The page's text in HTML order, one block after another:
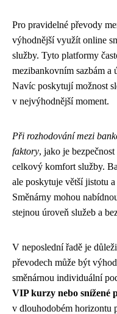
Pro pravidelné převody
výhodnější využít online
služby. Tyto platformy
mezibankovním sazbám a
Navíc poskytují možnost
v nejvýhodnější moment.
Při rozhodování mezi
faktory, jako je
celkový komfort služby.
ale poskytuje větší jistotu
Směnárny mohou
stejnou úroveň služeb a
V neposlední řadě je
převodech může být
směnárnou individuální
VIP kurzy nebo snížené
v dlouhodobém horizontu